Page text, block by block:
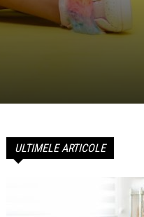
ULTIMELE ARTICOLE